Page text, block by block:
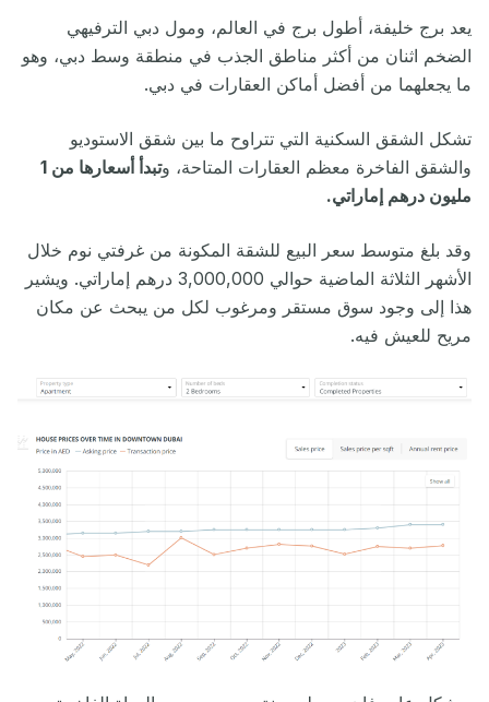
يعد برج خليفة، أطول برج في العالم، ومول دبي الترفيهي
الضخم اثنان من أكثر مناطق الجذب في منطقة وسط دبي، وهو
ما يجعلهما من أفضل أماكن العقارات في دبي.
تشكل الشقق السكنية التي تتراوح ما بين شقق الاستوديو
والشقق الفاخرة معظم العقارات المتاحة، و
تبدأ أسعارها من 1
مليون درهم إماراتي.
وقد بلغ متوسط سعر البيع للشقة المكونة من غرفتي نوم خلال
الأشهر الثلاثة الماضية حوالي 3,000,000 درهم إماراتي. ويشير
هذا إلى وجود سوق مستقر ومرغوب لكل من يبحث عن مكان
مريح للعيش فيه.